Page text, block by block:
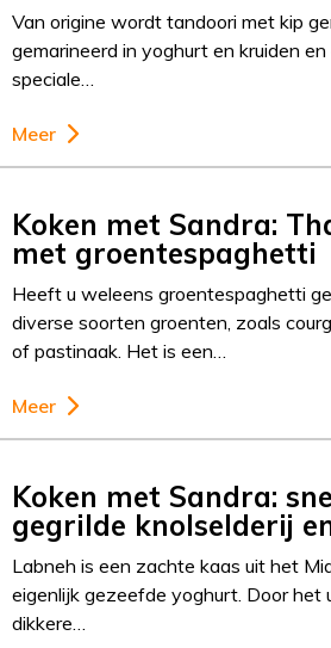
Van origine wordt tandoori met kip
gemarineerd in yoghurt en kruiden
speciale…
Meer
Koken met Sandra:
met groentespaghetti
Heeft u weleens groentespaghetti
diverse soorten groenten, zoals
of pastinaak. Het is een…
Meer
Koken met Sandra:
gegrilde knolselderij
Labneh is een zachte kaas uit het
eigenlijk gezeefde yoghurt. Door het
dikkere…